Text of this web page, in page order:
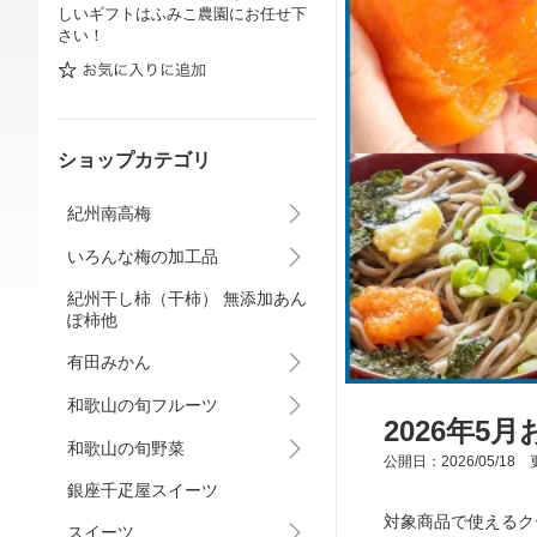
しいギフトはふみこ農園にお任せ下
さい！
ショップカテゴリ
紀州南高梅
いろんな梅の加工品
紀州干し柿（干柿） 無添加あん
ぽ柿他
有田みかん
和歌山の旬フルーツ
和歌山の旬野菜
銀座千疋屋スイーツ
スイーツ
2026年5月
公開日：2026/05/18
対象商品で使える